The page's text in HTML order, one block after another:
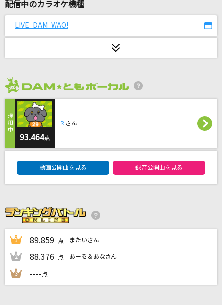
弌誠
ルパン三世のテーマ
TUBE(チューブ)
パールカラーにゆれて
山口百恵
初恋リバイバル
iLiFE!
Flag
orion
米津玄師
ソラニン
ASIAN KUNG-FU GENERATION
配信中のカラオケ機種
LIVE DAM WAO!
93.464点
Ｒ さん
動画公開曲を見る 録音公開曲を見る
1 89.859 点 またいさん
2 88.376 点 あーる＆あなさん
3 ----点 ----